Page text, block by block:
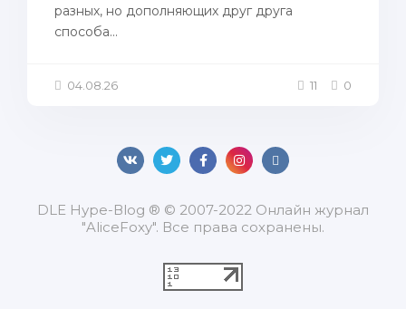
разных, но дополняющих друг друга
способа...
04.08.26 11 0
DLЕ Нуре-Вlоg ® © 2007-2022 Онлайн журнал
"AliceFoxy". Все права сохранены.